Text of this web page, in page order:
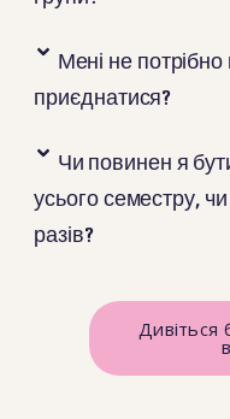
Мені не
приєднатися?
Чи повинен я
усього семестру,
разів?
Дивіться